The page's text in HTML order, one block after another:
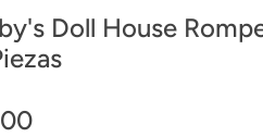
de
00